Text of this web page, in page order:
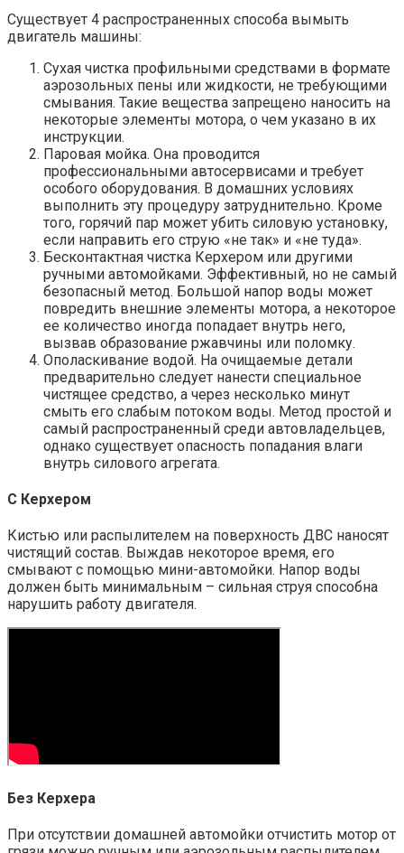
Существует 4 распространенных способа вымыть
двигатель машины:
Сухая чистка профильными средствами в формате
аэрозольных пены или жидкости, не требующими
смывания. Такие вещества запрещено наносить на
некоторые элементы мотора, о чем указано в их
инструкции.
Паровая мойка. Она проводится
профессиональными автосервисами и требует
особого оборудования. В домашних условиях
выполнить эту процедуру затруднительно. Кроме
того, горячий пар может убить силовую установку,
если направить его струю «не так» и «не туда».
Бесконтактная чистка Керхером или другими
ручными автомойками. Эффективный, но не самый
безопасный метод. Большой напор воды может
повредить внешние элементы мотора, а некоторое
ее количество иногда попадает внутрь него,
вызвав образование ржавчины или поломку.
Ополаскивание водой. На очищаемые детали
предварительно следует нанести специальное
чистящее средство, а через несколько минут
смыть его слабым потоком воды. Метод простой и
самый распространенный среди автовладельцев,
однако существует опасность попадания влаги
внутрь силового агрегата.
С Керхером
Кистью или распылителем на поверхность ДВС наносят
чистящий состав. Выждав некоторое время, его
смывают с помощью мини-автомойки. Напор воды
должен быть минимальным – сильная струя способна
нарушить работу двигателя.
Без Керхера
При отсутствии домашней автомойки отчистить мотор от